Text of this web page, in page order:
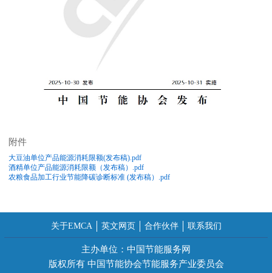
附件
大豆油单位产品能源消耗限额(发布稿).pdf
酒精单位产品能源消耗限额（发布稿）.pdf
农粮食品加工行业节能降碳诊断标准 (发布稿）.pdf
关于EMCA 英文网页 合作伙伴 联系我们
主办单位：中国节能服务网
版权所有 中国节能协会节能服务产业委员会